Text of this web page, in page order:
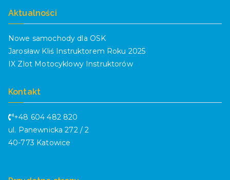
Aktualności
Nowe samochody dla OSK
Jarosław Kliś Instruktorem Roku 2025
IX Zlot Motocyklowy Instruktorów
Kontakt
+48 604 482 820
ul. Panewnicka 272 / 2
40-773 Katowice